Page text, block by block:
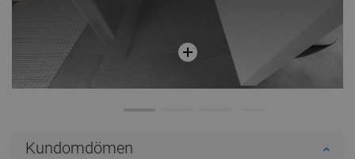
Kundomdömen